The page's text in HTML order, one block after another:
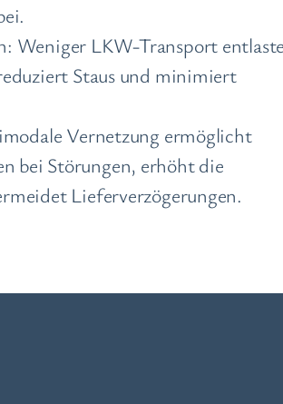
Weniger LKW-Transport
Staus und minimiert
Vernetzung ermöglicht
bei Störungen, erhöht die
Lieferverzögerungen.